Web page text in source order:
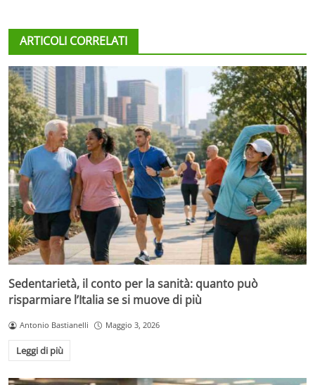
ARTICOLI CORRELATI
Sedentarietà, il conto per la sanità: quanto può
risparmiare l’Italia se si muove di più
Antonio Bastianelli Maggio 3, 2026
Leggi di più